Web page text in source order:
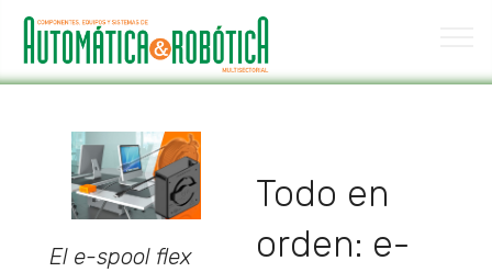
El e-spool flex
Todo en
orden: e-